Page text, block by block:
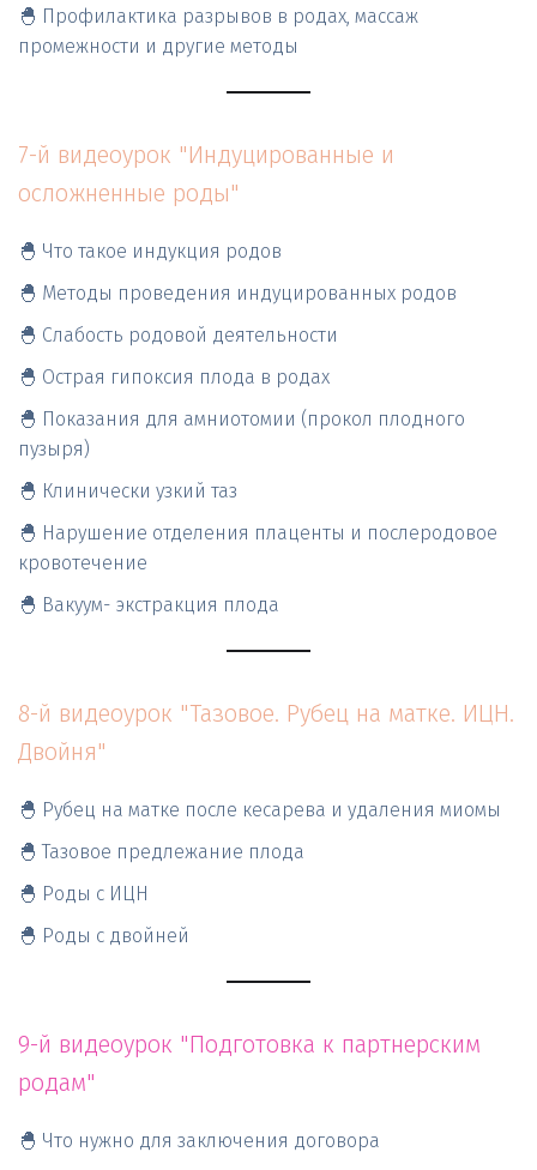
🐣 Профилактика разрывов в родах, массаж
промежности и другие методы
7-й видеоурок "Индуцированные и
осложненные роды"
🐣 Что такое индукция родов
🐣 Методы проведения индуцированных родов
🐣 Слабость родовой деятельности
🐣 Острая гипоксия плода в родах
🐣 Показания для амниотомии (прокол плодного
пузыря)
🐣 Клинически узкий таз
🐣 Нарушение отделения плаценты и послеродовое
кровотечение
🐣 Вакуум- экстракция плода
8-й видеоурок "Тазовое. Рубец на матке. ИЦН.
Двойня"
🐣 Рубец на матке после кесарева и удаления миомы
🐣 Тазовое предлежание плода
🐣 Роды с ИЦН
🐣 Роды с двойней
9-й видеоурок "Подготовка к партнерским
родам"
🐣 Что нужно для заключения договора